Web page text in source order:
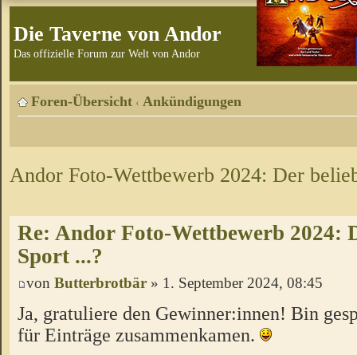
Die Taverne von Andor
Das offizielle Forum zur Welt von Andor
Foren-Übersicht ‹ Ankündigungen
Andor Foto-Wettbewerb 2024: Der
Re: Andor Foto-Wettbewerb 2024:
Sport ...?
von Butterbrotbär » 1. September 2024, 08:45
Ja, gratuliere den Gewinner:innen! Bin
für Einträge zusammenkamen.